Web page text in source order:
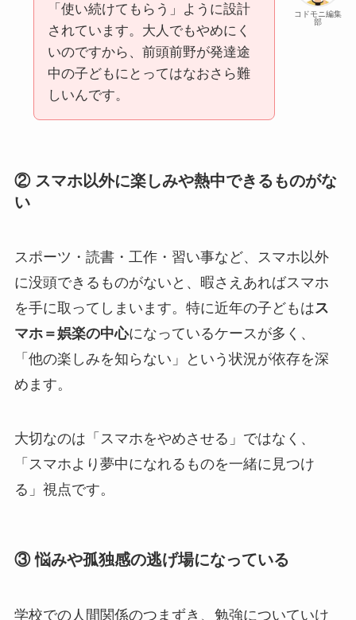
コドモニ編集
部
「使い続けてもらう」ように設計
されています。大人でもやめにく
いのですから、前頭前野が発達途
中の子どもにとってはなおさら難
しいんです。
② スマホ以外に楽しみや熱中できるものがな
い
スポーツ・読書・工作・習い事など、スマホ以外
に没頭できるものがないと、暇さえあればスマホ
を手に取ってしまいます。特に近年の子どもはス
マホ＝娯楽の中心になっているケースが多く、
「他の楽しみを知らない」という状況が依存を深
めます。
大切なのは「スマホをやめさせる」ではなく、
「スマホより夢中になれるものを一緒に見つけ
る」視点です。
③ 悩みや孤独感の逃げ場になっている
学校での人間関係のつまずき、勉強についていけ